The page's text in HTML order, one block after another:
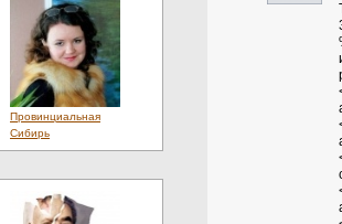
Провинциальная
Сибирь